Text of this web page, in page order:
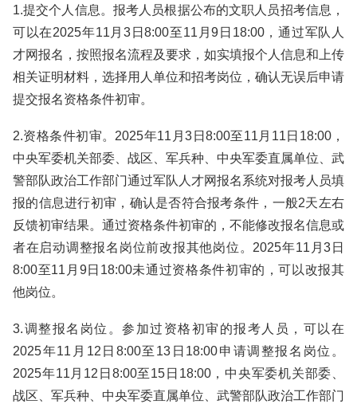
1.提交个人信息。报考人员根据公布的文职人员招考信息，
可以在2025年11月3日8:00至11月9日18:00，通过军队人
才网报名，按照报名流程及要求，如实填报个人信息和上传
相关证明材料，选择用人单位和招考岗位，确认无误后申请
提交报名资格条件初审。
2.资格条件初审。2025年11月3日8:00至11月11日18:00，
中央军委机关部委、战区、军兵种、中央军委直属单位、武
警部队政治工作部门通过军队人才网报名系统对报考人员填
报的信息进行初审，确认是否符合报考条件，一般2天左右
反馈初审结果。通过资格条件初审的，不能修改报名信息或
者在启动调整报名岗位前改报其他岗位。2025年11月3日
8:00至11月9日18:00未通过资格条件初审的，可以改报其
他岗位。
3.调整报名岗位。参加过资格初审的报考人员，可以在
2025年11月12日8:00至13日18:00申请调整报名岗位。
2025年11月12日8:00至15日18:00，中央军委机关部委、
战区、军兵种、中央军委直属单位、武警部队政治工作部门